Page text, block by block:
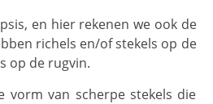
richels en/of stekels op de
op de rugvin.